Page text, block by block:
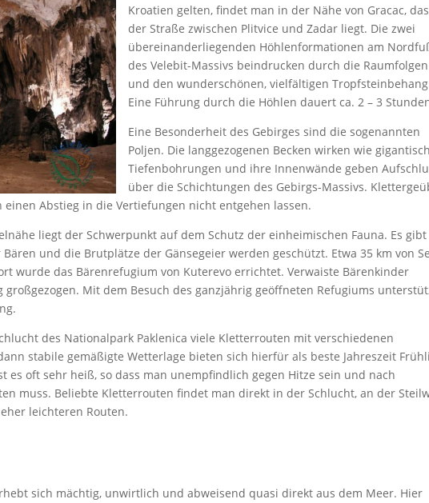
Kroatien gelten, findet man in der Nähe von Gracac,
der Straße zwischen Plitvice und Zadar liegt. Die zwei
übereinanderliegenden Höhlenformationen am
des Velebit-Massivs beindrucken durch die Raumfolgen
und den wunderschönen, vielfältigen
Eine Führung durch die Höhlen dauert ca. 2 – 3
Eine Besonderheit des Gebirges sind die sogenannten
Poljen. Die langgezogenen Becken wirken wie
Tiefenbohrungen und ihre Innenwände geben
über die Schichtungen des Gebirgs-Massivs.
Abstieg in die Vertiefungen nicht entgehen lassen.
liegt der Schwerpunkt auf dem Schutz der einheimischen Fauna. Es gibt
und die Brutplätze der Gänsegeier werden geschützt. Etwa 35 km von
wurde das Bärenrefugium von Kuterevo errichtet. Verwaiste Bärenkinder
Mit dem Besuch des ganzjährig geöffneten Refugiums
des Nationalpark Paklenica viele Kletterrouten mit verschiedenen
stabile gemäßigte Wetterlage bieten sich hierfür als beste Jahreszeit
es oft sehr heiß, so dass man unempfindlich gegen Hitze sein und nach
muss. Beliebte Kletterrouten findet man direkt in der Schlucht, an der
leichteren Routen.
sich mächtig, unwirtlich und abweisend quasi direkt aus dem Meer. Hier